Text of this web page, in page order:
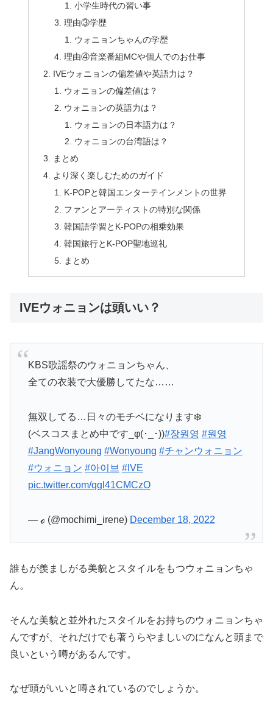
小学生時代の習い事
理由③学歴
ウォニョンちゃんの学歴
理由④音楽番組MCや個人でのお仕事
IVEウォニョンの偏差値や英語力は？
ウォニョンの偏差値は？
ウォニョンの英語力は？
ウォニョンの日本語力は？
ウォニョンの台湾語は？
まとめ
より深く楽しむためのガイド
K-POPと韓国エンターテインメントの世界
ファンとアーティストの特別な関係
韓国語学習とK-POPの相乗効果
韓国旅行とK-POP聖地巡礼
まとめ
IVEウォニョンは頭いい？
KBS歌謡祭のウォニョンちゃん、
全ての衣装で大優勝してたな……
無双してる…日々のモチベになります❄️
(ベスコスまとめ中です_φ(･_･))#장원영 #원영
#JangWonyoung #Wonyoung #チャンウォニョン
#ウォニョン #아이브 #IVE
pic.twitter.com/qgl41CMCzO
— ℴ (@mochimi_irene) December 18, 2022
誰もが羨ましがる美貌とスタイルをもつウォニョンちゃ
ん。
そんな美貌と並外れたスタイルをお持ちのウォニョンちゃ
んですが、それだけでも著うらやましいのになんと頭まで
良いという噂があるんです。
なぜ頭がいいと噂されているのでしょうか。